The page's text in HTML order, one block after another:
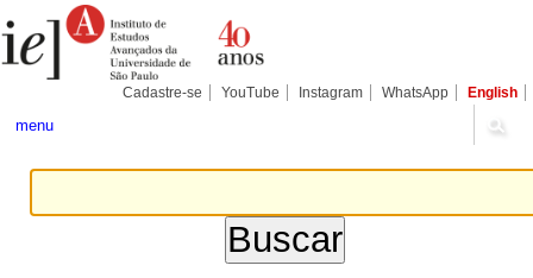
para
conteúdo.
Pessoais
Cadastre-se YouTube Instagram WhatsApp English
menu